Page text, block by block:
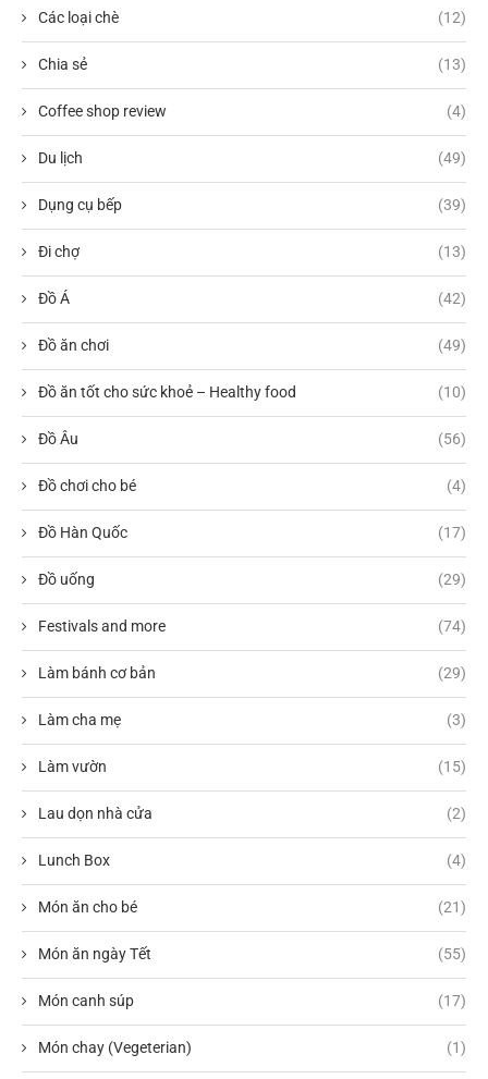
Các loại chè (12)
Chia sẻ (13)
Coffee shop review (4)
Du lịch (49)
Dụng cụ bếp (39)
Đi chợ (13)
Đồ Á (42)
Đồ ăn chơi (49)
Đồ ăn tốt cho sức khoẻ – Healthy food (10)
Đồ Âu (56)
Đồ chơi cho bé (4)
Đồ Hàn Quốc (17)
Đồ uống (29)
Festivals and more (74)
Làm bánh cơ bản (29)
Làm cha mẹ (3)
Làm vườn (15)
Lau dọn nhà cửa (2)
Lunch Box (4)
Món ăn cho bé (21)
Món ăn ngày Tết (55)
Món canh súp (17)
Món chay (Vegeterian) (1)